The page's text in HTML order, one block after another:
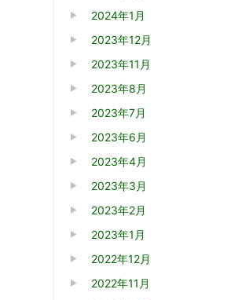
2024年1月
2023年12月
2023年11月
2023年8月
2023年7月
2023年6月
2023年4月
2023年3月
2023年2月
2023年1月
2022年12月
2022年11月